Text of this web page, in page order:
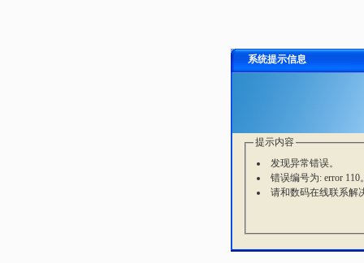
系统提示信息
提示内容
发现异常错误。
错误编号为: error 110
请和数码在线联系解